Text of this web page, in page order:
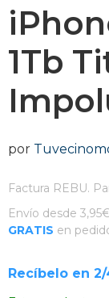
1Tb
por
Factura REBU.
Envío desde
GRATIS en
Recíbelo en